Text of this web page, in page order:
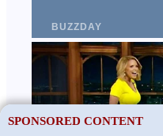
SPONSORED CONTENT